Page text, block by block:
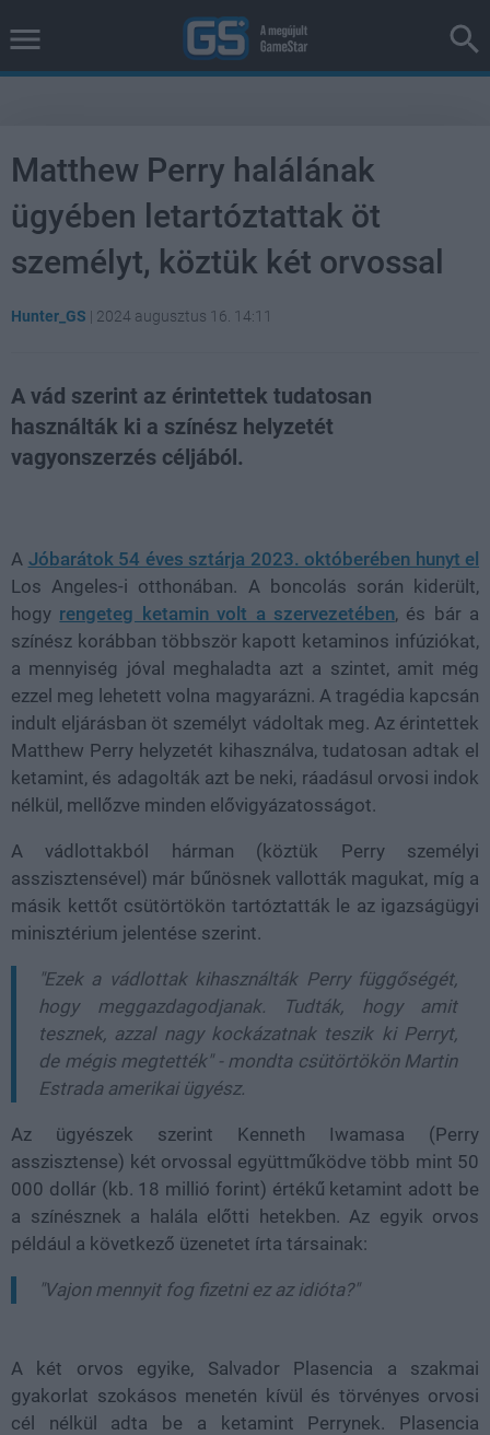
Matthew Perry halálának
ügyében letartóztattak öt
személyt, köztük két orvossal
Hunter_GS | 2024 augusztus 16. 14:11
A vád szerint az érintettek tudatosan
használták ki a színész helyzetét
vagyonszerzés céljából.
A Jóbarátok 54 éves sztárja 2023. októberében hunyt el
Los Angeles-i otthonában. A boncolás során kiderült,
hogy rengeteg ketamin volt a szervezetében, és bár a
színész korábban többször kapott ketaminos infúziókat,
a mennyiség jóval meghaladta azt a szintet, amit még
ezzel meg lehetett volna magyarázni. A tragédia kapcsán
indult eljárásban öt személyt vádoltak meg. Az érintettek
Matthew Perry helyzetét kihasználva, tudatosan adtak el
ketamint, és adagolták azt be neki, ráadásul orvosi indok
nélkül, mellőzve minden elővigyázatosságot.
A vádlottakból hárman (köztük Perry személyi
asszisztensével) már bűnösnek vallották magukat, míg a
másik kettőt csütörtökön tartóztatták le az igazságügyi
minisztérium jelentése szerint.
"Ezek a vádlottak kihasználták Perry függőségét,
hogy meggazdagodjanak. Tudták, hogy amit
tesznek, azzal nagy kockázatnak teszik ki Perryt,
de mégis megtették" - mondta csütörtökön Martin
Estrada amerikai ügyész.
Az ügyészek szerint Kenneth Iwamasa (Perry
asszisztense) két orvossal együttműködve több mint 50
000 dollár (kb. 18 millió forint) értékű ketamint adott be
a színésznek a halála előtti hetekben. Az egyik orvos
például a következő üzenetet írta társainak:
"Vajon mennyit fog fizetni ez az idióta?"
A két orvos egyike, Salvador Plasencia a szakmai
gyakorlat szokásos menetén kívül és törvényes orvosi
cél nélkül adta be a ketamint Perrynek. Plasencia